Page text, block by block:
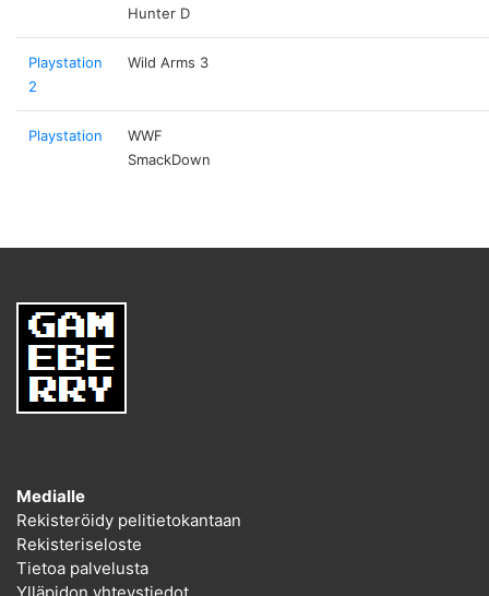
Hunter D
Playstation
2
Wild Arms 3
Playstation
WWF
SmackDown
Medialle
Rekisteröidy pelitietokantaan
Rekisteriseloste
Tietoa palvelusta